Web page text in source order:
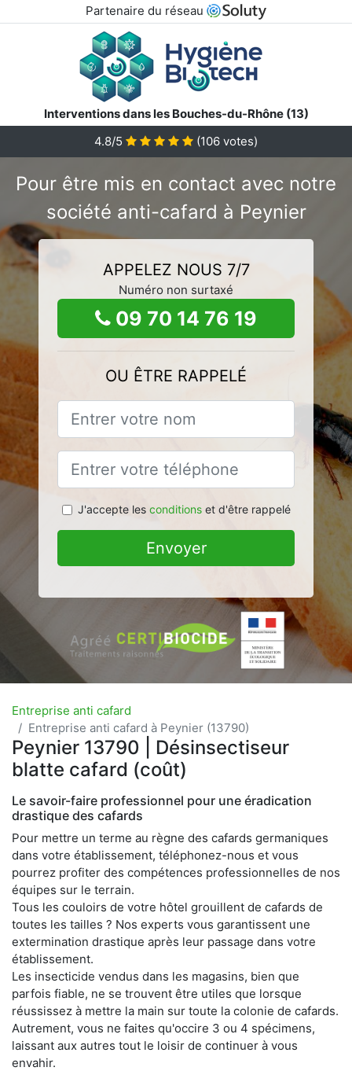
Partenaire du réseau
Interventions dans les Bouches-du-Rhône (13)
4.8/5
(106 votes)
Pour être mis en contact avec notre
société anti-cafard à Peynier
APPELEZ NOUS 7/7
Numéro non surtaxé
09 70 14 76 19
OU ÊTRE RAPPELÉ
J'accepte les conditionset d'être rappelé
Envoyer
Entreprise anti cafard
Entreprise anti cafard à Peynier (13790)
Peynier 13790 | Désinsectiseur
blatte cafard (coût)
Le savoir-faire professionnel pour une éradication
drastique des cafards
Pour mettre un terme au règne des cafards germaniques
dans votre établissement, téléphonez-nous et vous
pourrez profiter des compétences professionnelles de nos
équipes sur le terrain.
Tous les couloirs de votre hôtel grouillent de cafards de
toutes les tailles ? Nos experts vous garantissent une
extermination drastique après leur passage dans votre
établissement.
Les insecticide vendus dans les magasins, bien que
parfois fiable, ne se trouvent être utiles que lorsque
réussissez à mettre la main sur toute la colonie de cafards.
Autrement, vous ne faites qu'occire 3 ou 4 spécimens,
laissant aux autres tout le loisir de continuer à vous
envahir.